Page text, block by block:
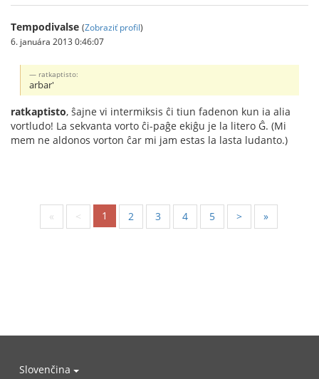
Tempodivalse (Zobraziť profil)
6. januára 2013 0:46:07
ratkaptisto:
arbar'
ratkaptisto, ŝajne vi intermiksis ĉi tiun fadenon kun ia alia
vortludo! La sekvanta vorto ĉi-paĝe ekiĝu je la litero Ĝ. (Mi
mem ne aldonos vorton ĉar mi jam estas la lasta ludanto.)
« < 1 2 3 4 5 > »
Slovenčina